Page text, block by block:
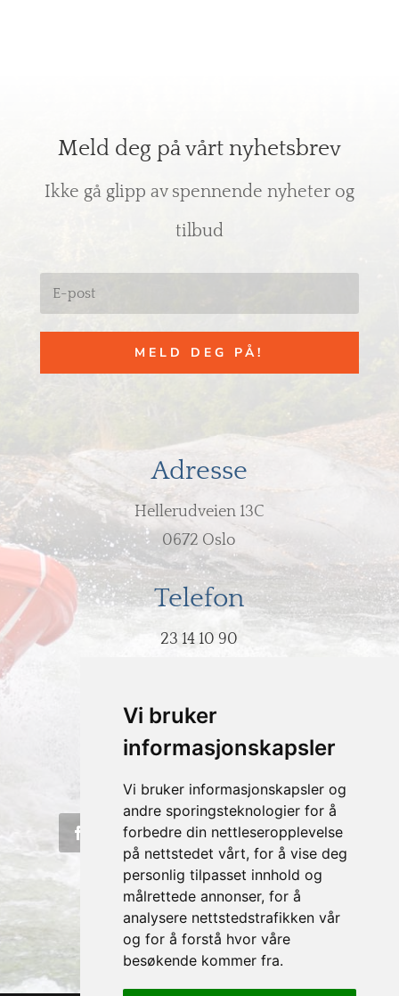
Vi bruker
informasjonskapsler
Vi bruker informasjonskapsler og
andre sporingsteknologier for å
forbedre din nettleseropplevelse
på nettstedet vårt, for å vise deg
personlig tilpasset innhold og
målrettede annonser, for å
analysere nettstedstrafikken vår
og for å forstå hvor våre
besøkende kommer fra.
Meld deg på vårt nyhetsbrev
Ikke gå glipp av spennende nyheter og
tilbud
MELD DEG PÅ!
Adresse
Hellerudveien 13C
0672 Oslo
Telefon
23 14 10 90
post@hodeovervann.no